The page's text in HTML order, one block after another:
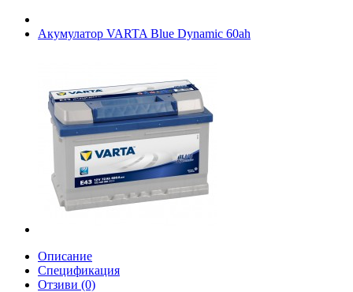
Акумулатор VARTA Blue Dynamic 60ah
Описание
Спецификация
Отзиви (0)